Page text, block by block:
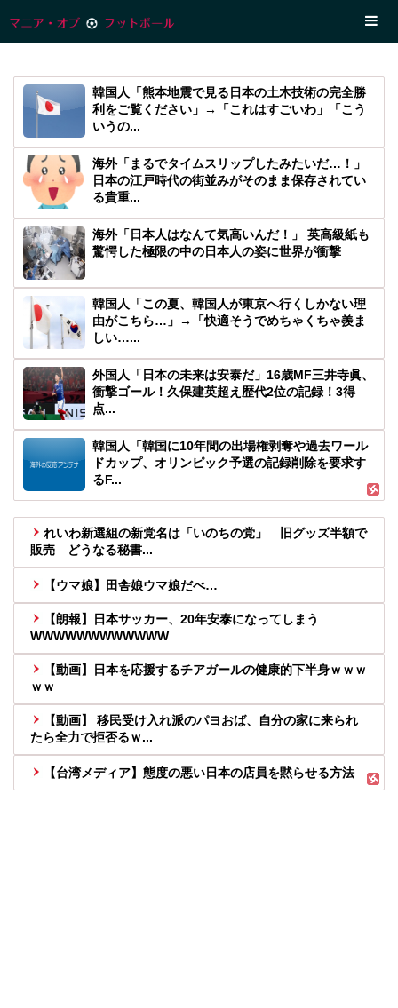
韓国人「熊本地震で見る日本の土木技術の完全勝
利をご覧ください」→「これはすごいわ」「こう
いうの...
海外「まるでタイムスリップしたみたいだ…！」
日本の江戸時代の街並みがそのまま保存されてい
る貴重...
海外「日本人はなんて気高いんだ！」 英高級紙も
驚愕した極限の中の日本人の姿に世界が衝撃
韓国人「この夏、韓国人が東京へ行くしかない理
由がこちら…」→「快適そうでめちゃくちゃ羨ま
しい…...
外国人「日本の未来は安泰だ」16歳MF三井寺眞、
衝撃ゴール！久保建英超え歴代2位の記録！3得
点...
韓国人「韓国に10年間の出場権剥奪や過去ワール
ドカップ、オリンピック予選の記録削除を要求す
るF...
れいわ新選組の新党名は「いのちの党」 旧グッズ半額で
販売 どうなる秘書...
【ウマ娘】田舎娘ウマ娘だべ…
【朗報】日本サッカー、20年安泰になってしまう
WWWWWWWWWWWW
【動画】日本を応援するチアガールの健康的下半身ｗｗｗ
ｗｗ
【動画】 移民受け入れ派のパヨおば、自分の家に来られ
たら全力で拒否るｗ...
【台湾メディア】態度の悪い日本の店員を黙らせる方法